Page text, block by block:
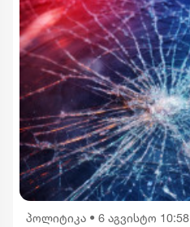
პოლიტიკა • 6 აგვისტო 10:58